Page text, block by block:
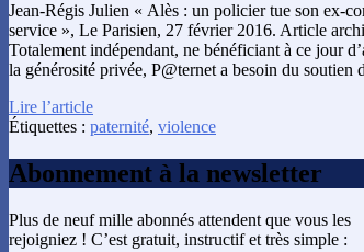
Jean-Régis Julien « Alès : un policier tue son ex-
service », Le Parisien, 27 février 2016. Article
Totalement indépendant, ne bénéficiant à ce jour
la générosité privée, P@ternet a besoin du
Lire l’article
Étiquettes : paternité, violence
Abonnement à la newsletter
Plus de neuf mille abonnés attendent que vous les
rejoigniez ! C’est gratuit, instructif et très simple :